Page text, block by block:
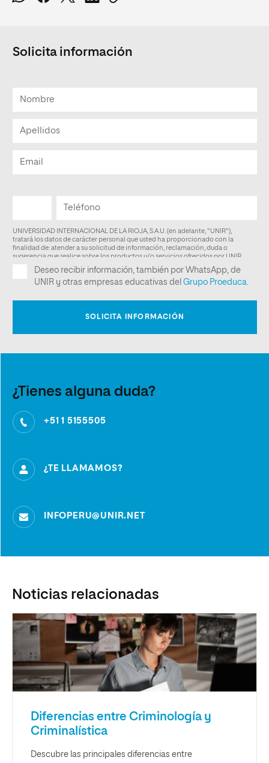
Solicita información
¿Tienes alguna duda?
+51 1 5155505
¿TE LLAMAMOS?
INFOPERU@UNIR.NET
Noticias relacionadas
Diferencias entre Criminología y
Criminalística
Descubre las principales diferencias entre